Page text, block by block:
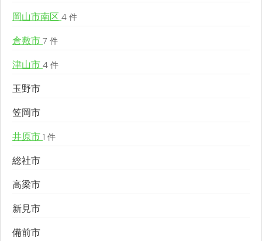
岡山市南区 4 件
倉敷市 7 件
津山市 4 件
玉野市
笠岡市
井原市 1 件
総社市
高梁市
新見市
備前市